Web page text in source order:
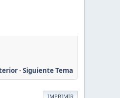
-Siguiente Tema
IMPRIMIR